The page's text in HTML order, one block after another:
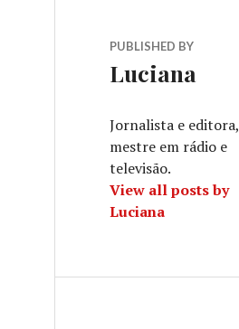
PUBLISHED BY
Luciana
Jornalista e editora,
mestre em rádio e
televisão.
View all posts by
Luciana